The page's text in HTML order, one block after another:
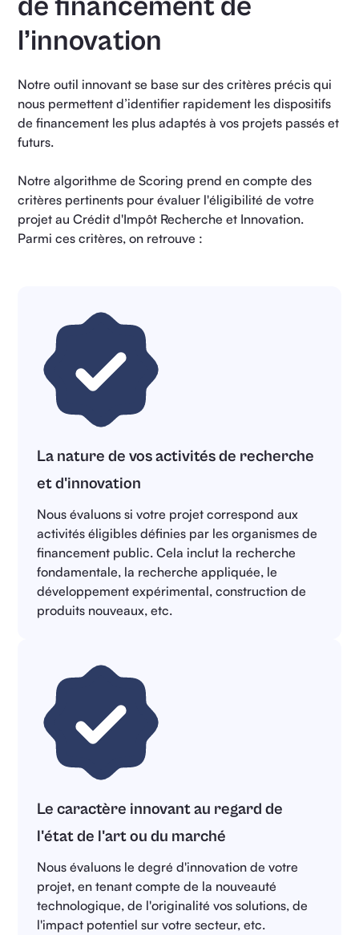
de financement de
l’innovation
Notre outil innovant se base sur des critères précis qui
nous permettent d’identifier rapidement les dispositifs
de financement les plus adaptés à vos projets passés et
futurs.
Notre algorithme de Scoring prend en compte des
critères pertinents pour évaluer l'éligibilité de votre
projet au Crédit d'Impôt Recherche et Innovation.
Parmi ces critères, on retrouve :
La nature de vos activités de recherche
et d'innovation
Nous évaluons si votre projet correspond aux
activités éligibles définies par les organismes de
financement public. Cela inclut la recherche
fondamentale, la recherche appliquée, le
développement expérimental, construction de
produits nouveaux, etc.
Le caractère innovant au regard de
l'état de l'art ou du marché
Nous évaluons le degré d'innovation de votre
projet, en tenant compte de la nouveauté
technologique, de l'originalité vos solutions, de
l'impact potentiel sur votre secteur, etc.